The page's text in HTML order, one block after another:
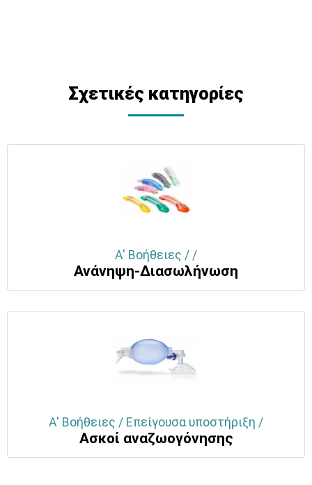
Σχετικές κατηγορίες
Α' Βοήθειες / /
Ανάνηψη-Διασωλήνωση
Α' Βοήθειες / Επείγουσα υποστήριξη /
Ασκοί αναζωογόνησης